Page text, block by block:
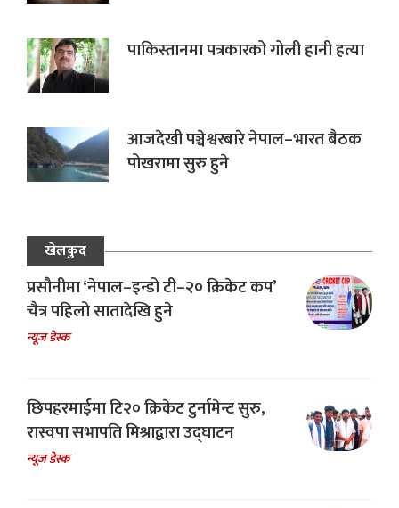
पाकिस्तानमा पत्रकारको गोली हानी हत्या
आजदेखी पञ्चेश्वरबारे नेपाल–भारत बैठक
पोखरामा सुरु हुने
खेलकुद
प्रसौनीमा ‘नेपाल–इन्डो टी–२० क्रिकेट कप’
चैत्र पहिलो सातादेखि हुने
न्यूज डेस्क
छिपहरमाईमा टि२० क्रिकेट टुर्नामेन्ट सुरु,
रास्वपा सभापति मिश्राद्वारा उद्घाटन
न्यूज डेस्क